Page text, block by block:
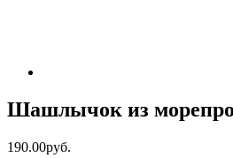
Шашлычок из
190.00руб.